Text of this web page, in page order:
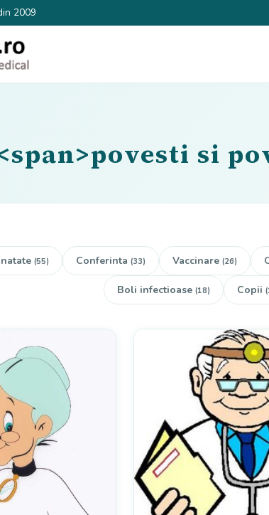
2009
si
(55) Conferinta (33) Vaccinare (26)
Boli infectioase (18) Copii